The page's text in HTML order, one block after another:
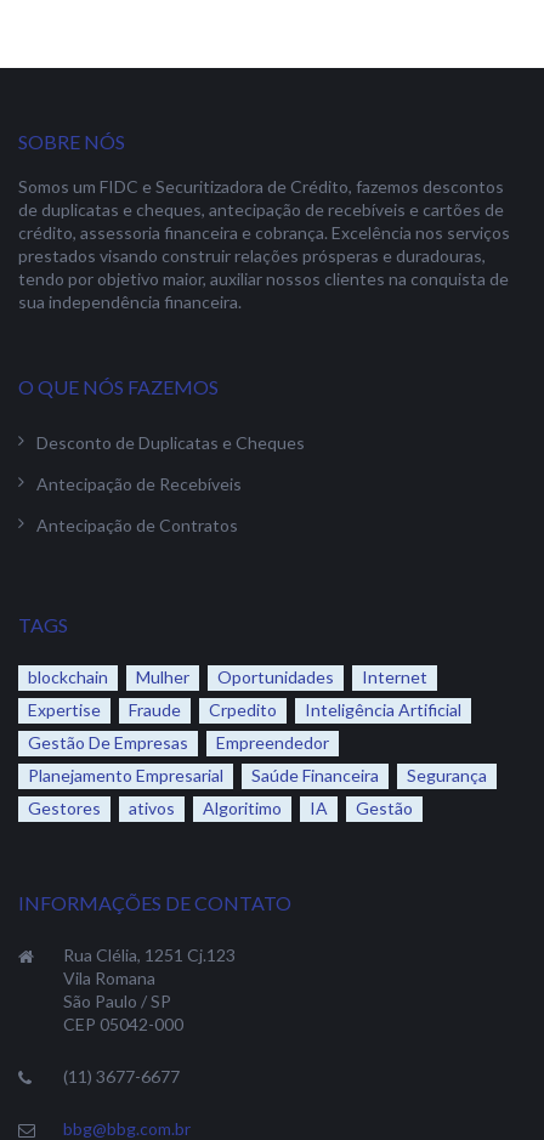
SOBRE NÓS
Somos um FIDC e Securitizadora de Crédito, fazemos descontos
de duplicatas e cheques, antecipação de recebíveis e cartões de
crédito, assessoria financeira e cobrança. Excelência nos serviços
prestados visando construir relações prósperas e duradouras,
tendo por objetivo maior, auxiliar nossos clientes na conquista de
sua independência financeira.
O QUE NÓS FAZEMOS
Desconto de Duplicatas e Cheques
Antecipação de Recebíveis
Antecipação de Contratos
TAGS
blockchain Mulher Oportunidades
Internet
Expertise
Fraude Crpedito
Inteligência Artificial
Gestão De Empresas
Empreendedor
Planejamento Empresarial
Saúde Financeira
Segurança
Gestores
ativos Algoritimo IA Gestão
INFORMAÇÕES DE CONTATO
Rua Clélia, 1251 Cj.123
Vila Romana
São Paulo / SP
CEP 05042-000
(11) 3677-6677
bbg@bbg.com.br